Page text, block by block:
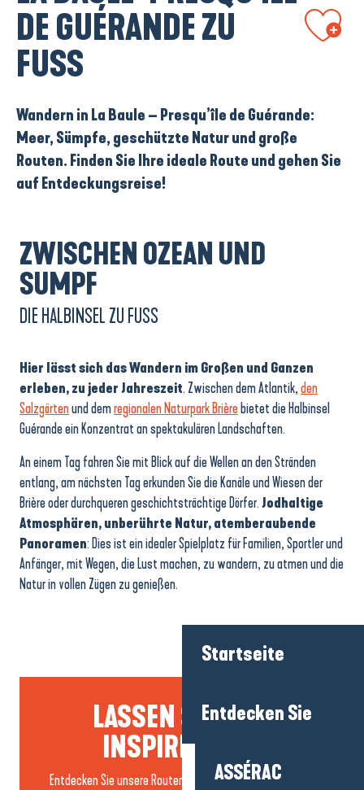
Startseite
Entdecken Sie
ASSÉRAC
DE GUÉRANDE ZU
FUSS
Ajouter
Wandern in La Baule – Presqu’île de Guérande:
Meer, Sümpfe, geschützte Natur und große
Routen. Finden Sie Ihre ideale Route und gehen Sie
auf Entdeckungsreise!
ZWISCHEN OZEAN UND
SUMPF
DIE HALBINSEL ZU FUSS
Hier lässt sich das Wandern im Großen und Ganzen
erleben, zu jeder Jahreszeit. Zwischen dem Atlantik,den
Salzgärtenund demregionalen Naturpark Brière bietet die Halbinsel
Guérande ein Konzentrat an spektakulären Landschaften.
An einem Tag fahren Sie mit Blick auf die Wellen an den Stränden
entlang, am nächsten Tag erkunden Sie die Kanäle und Wiesen der
Brière oder durchqueren geschichtsträchtige Dörfer.Jodhaltige
Atmosphären, unberührte Natur, atemberaubende
Panoramen: Dies ist ein idealer Spielplatz für Familien, Sportler und
Anfänger, mit Wegen, die Lust machen, zu wandern, zu atmen und die
Natur in vollen Zügen zu genießen.
LASSEN SIE SICH
INSPIRIEREN...
Entdecken Sie unsere Routen: mit der Familie, für Sportler